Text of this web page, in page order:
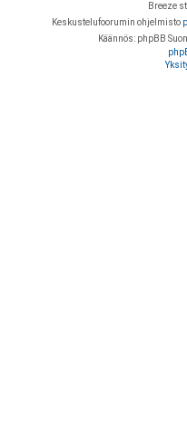
Breeze
Keskustelufoorumin ohjelmisto
Käännös: phpBB